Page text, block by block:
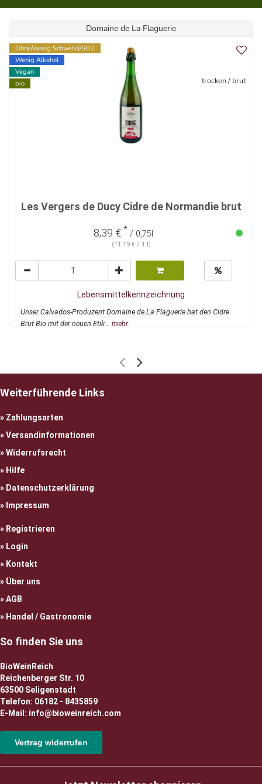
Domaine de La Flaguerie
Ohne/wenig Schwefel/SO2
Wenig Alkohol
Vegan
bio
trocken / brut
Les Vergers de Ducy Cidre de Normandie brut
8,39 € * / 0,75l
(11,19 € / 1 l)
Lebensmittelkennzeichnung
Unser Calvados-Produzent Domaine de La Flaguerie hat den Cidre
Brut Bio mit der neuen Etik... mehr
Weiterführende Links
Zahlungsarten
Versandinformationen
Widerrufsrecht
Hilfe
Datenschutzerklärung
Impressum
Registrieren
Login
Kontakt
Über uns
AGB
Handel / Gastronomie
So finden Sie uns
BioWeinReich
Reichenberger Str. 10
63500 Seligenstadt
Telefon: 06182 - 8435859
E-Mail: info@bioweinreich.com
Vertrag widerrufen